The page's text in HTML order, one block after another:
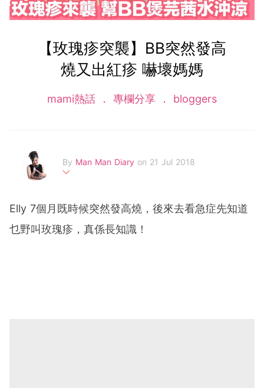
【玫瑰疹突襲】BB突然發高
燒又出紅疹 嚇壞媽媽
mami熱話 專欄分享 bloggers
By Man Man Diary on 21 Jul 2018
音樂系，並取得碩士學位。擁有鋼琴高級演奏級文憑及蒙特
梭利教學文憑。喜歡音樂、動物、卡通片。
Elly 7個月既時候突然發高燒，後來去看急症先知道
乜野叫玫瑰疹，真係長知識！